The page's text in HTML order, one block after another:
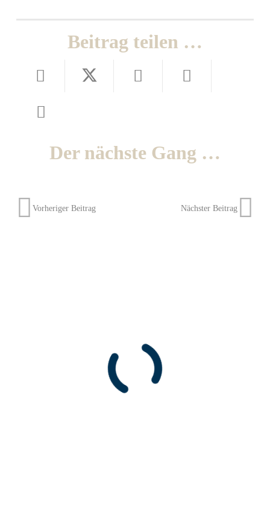
Beitrag teilen …
Der nächste Gang …
Vorheriger Beitrag Nächster Beitrag